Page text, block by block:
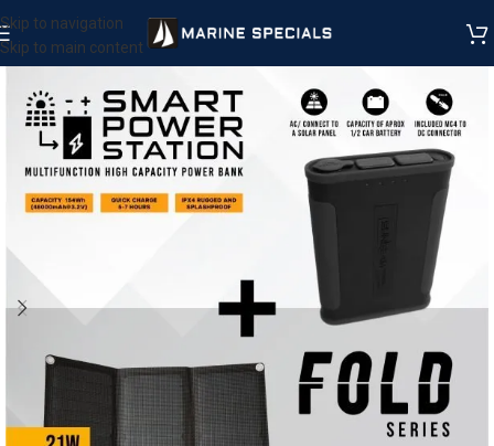
Skip to navigation
Skip to main content